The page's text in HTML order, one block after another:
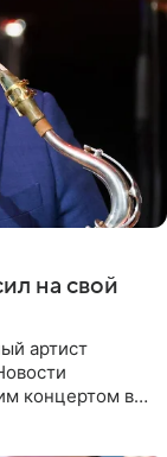
на свой
артист
концертом в